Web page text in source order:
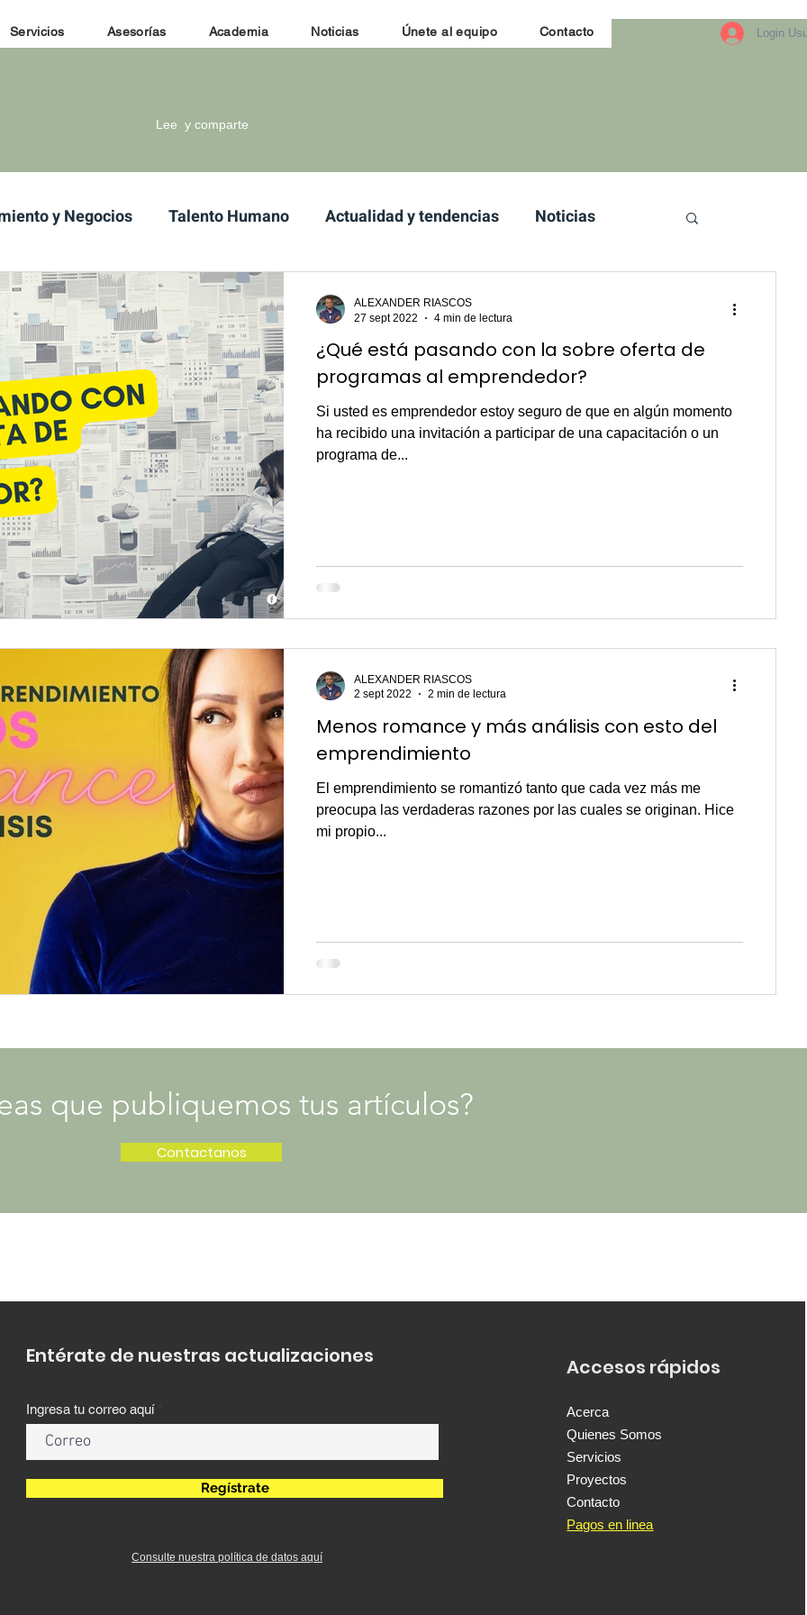
Servicios Asesorías Academia Noticias Únete al equipo Contacto Login
Lee y comparte
y Negocios Talento Humano Actualidad y tendencias Noticias
freire+, OEI
¿Qué está pasando con la sobre oferta de
programas al emprendedor?
Si usted es emprendedor estoy seguro de que en algún momento
ha recibido una invitación a participar de una capacitación o un
programa de...
ALEXANDER RIASCOS
27 sept 2022
4 min de lectura
Menos romance y más análisis con esto del
emprendimiento
El emprendimiento se romantizó tanto que cada vez más me
preocupa las verdaderas razones por las cuales se originan. Hice
mi propio...
ALEXANDER RIASCOS
2 sept 2022
2 min de lectura
que publiquemos tus artículos?
Contactanos
Entérate de nuestras actualizaciones
Ingresa tu correo aquí
Regístrate
Consulte nuestra política de datos aquí
Accesos rápidos
Acerca
Quienes Somos
Servicios
Proyectos
Contacto
Pagos en linea